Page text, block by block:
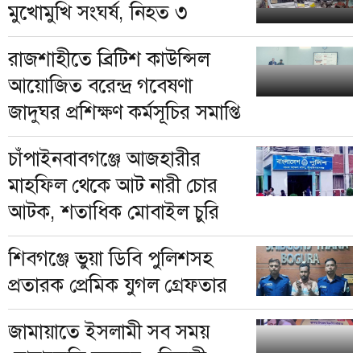
মুখোমুখি সংঘর্ষ, নিহত ৩
রাজশাহীতে ব্রিটিশ কাউন্সিল
আয়োজিত বরেন্দ্র গবেষণা
জাদুঘর প্রশিক্ষণ কর্মসূচির সমাপ্তি
চাঁপাইনবাবগঞ্জে আজহারীর
মাহফিল থেকে আট নারী চোর
আটক, শতাধিক মোবাইল চুরি
শিবগঞ্জে ভুয়া ডিবি পুলিশসহ
প্রতারক প্রেমিক যুগল গ্রেফতার
জামায়াতে ইসলামী সব সময়